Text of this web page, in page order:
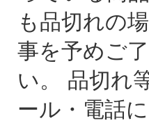
も品切れの
事を予めご
い。 品切れ
ール・電話